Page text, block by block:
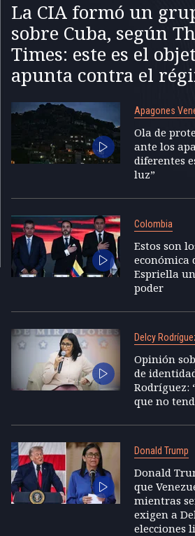
La CIA formó un
sobre Cuba, según
Times: este es el
apunta contra el
Apagones
Ola de
ante los
diferentes
luz”
Colombia
Estos son
económica
Espriella
poder
Delcy
Opinión
de
Rodríguez:
que no
Donald Trump
Donald
que
mientras
exigen a
elecciones